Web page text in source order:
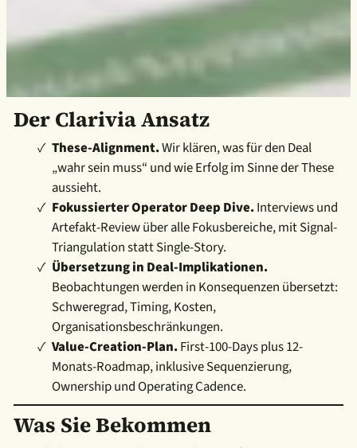
Der Clarivia Ansatz
These-Alignment.Wir klären, was für den Deal
„wahr sein muss“ und wie Erfolg im Sinne der These
aussieht.
Fokussierter Operator Deep Dive.Interviews und
Artefakt-Review über alle Fokusbereiche, mit Signal-
Triangulation statt Single-Story.
Übersetzung in Deal-Implikationen.
Beobachtungen werden in Konsequenzen übersetzt:
Schweregrad, Timing, Kosten,
Organisationsbeschränkungen.
Value-Creation-Plan.First-100-Days plus 12-
Monats-Roadmap, inklusive Sequenzierung,
Ownership und Operating Cadence.
Was Sie Bekommen